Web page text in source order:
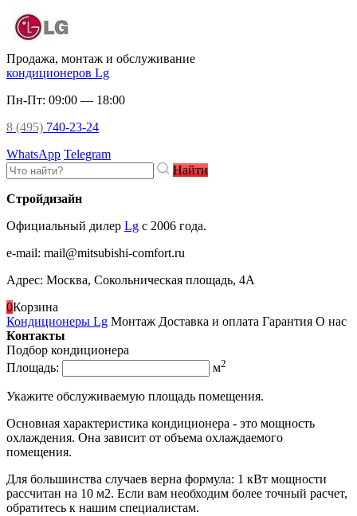
Продажа, монтаж и обслуживание
кондиционеров Lg
Пн-Пт: 09:00 — 18:00
8 (495) 740-23-24
WhatsApp Telegram
Найти
Стройдизайн
Официальный дилер Lg c 2006 года.
e-mail: mail@mitsubishi-comfort.ru
Адрес: Москва, Сокольническая площадь, 4А
0Корзина
Кондиционеры Lg Монтаж Доставка и оплата Гарантия О нас
Контакты
Подбор кондиционера
Площадь:
м2
Укажите обслуживаемую площадь помещения.
Основная характеристика кондиционера - это мощность
охлаждения. Она зависит от объема охлаждаемого
помещения.
Для большинства случаев верна формула: 1 кВт мощности
рассчитан на 10 м2. Если вам необходим более точный расчет,
обратитесь к нашим специалистам.